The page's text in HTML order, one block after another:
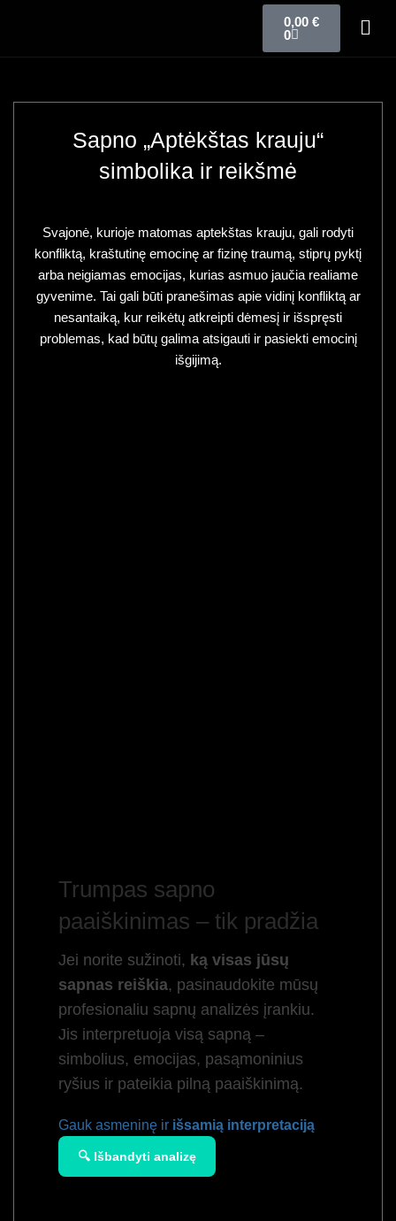
0,00 €
0
Sapno „Aptėkštas krauju“
simbolika ir reikšmė
Svajonė, kurioje matomas aptekštas krauju, gali rodyti
konfliktą, kraštutinę emocinę ar fizinę traumą, stiprų pyktį
arba neigiamas emocijas, kurias asmuo jaučia realiame
gyvenime. Tai gali būti pranešimas apie vidinį konfliktą ar
nesantaiką, kur reikėtų atkreipti dėmesį ir išspręsti
problemas, kad būtų galima atsigauti ir pasiekti emocinį
išgijimą.
Trumpas sapno
paaiškinimas – tik pradžia
Jei norite sužinoti, ką visas jūsų
sapnas reiškia, pasinaudokite mūsų
profesionaliu sapnų analizės įrankiu.
Jis interpretuoja visą sapną –
simbolius, emocijas, pasąmoninius
ryšius ir pateikia pilną paaiškinimą.
Gauk asmeninę ir išsamią interpretaciją
🔍 Išbandyti analizę